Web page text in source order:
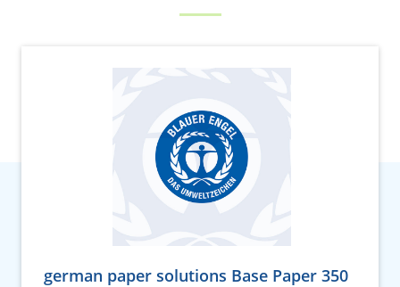
german paper solutions Base Paper 350